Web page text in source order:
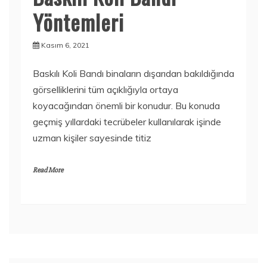
Yöntemleri
Kasım 6, 2021
Baskılı Koli Bandı binaların dışarıdan bakıldığında
görselliklerini tüm açıklığıyla ortaya
koyacağından önemli bir konudur. Bu konuda
geçmiş yıllardaki tecrübeler kullanılarak işinde
uzman kişiler sayesinde titiz
Read More